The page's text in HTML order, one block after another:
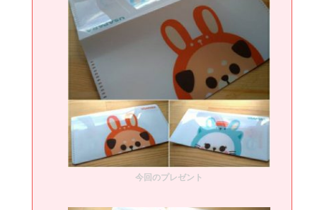
今回のプレゼント